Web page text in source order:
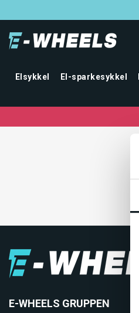
75CDD8.png
Elsykkel El-sparkesykkel
E-WHEELS GRUPPEN